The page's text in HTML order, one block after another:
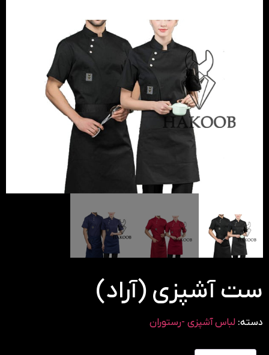
ست آشپزی (آراد)
دسته: لباس آشپزی -رستوران